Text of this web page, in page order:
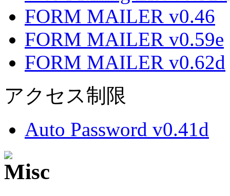
FORM MAILER v0.46
FORM MAILER v0.59e
FORM MAILER v0.62d
アクセス制限
Auto Password v0.41d